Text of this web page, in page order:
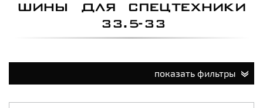
ШИНЫ ДЛЯ СПЕЦТЕХНИКИ
33.5-33
показать фильтры